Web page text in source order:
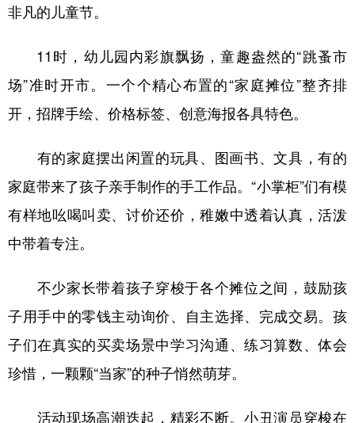
山东
广西 海南 重庆
四川 贵州 云南 西藏
陕西 甘肃 青海
多语种频道
English
Deutsch Português
非凡的儿童节。
11时，幼儿园内彩旗飘扬，童趣盎然的“跳蚤市
场”准时开市。一个个精心布置的“家庭摊位”整齐排
开，招牌手绘、价格标签、创意海报各具特色。
有的家庭摆出闲置的玩具、图画书、文具，有的
家庭带来了孩子亲手制作的手工作品。“小掌柜”们有模
有样地吆喝叫卖、讨价还价，稚嫩中透着认真，活泼
中带着专注。
不少家长带着孩子穿梭于各个摊位之间，鼓励孩
子用手中的零钱主动询价、自主选择、完成交易。孩
子们在真实的买卖场景中学习沟通、练习算数、体会
珍惜，一颗颗“当家”的种子悄然萌芽。
活动现场高潮迭起，精彩不断。小丑演员穿梭在